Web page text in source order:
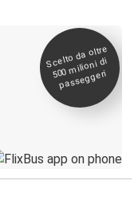
Scelto da oltre
500
milioni di
passeggeri